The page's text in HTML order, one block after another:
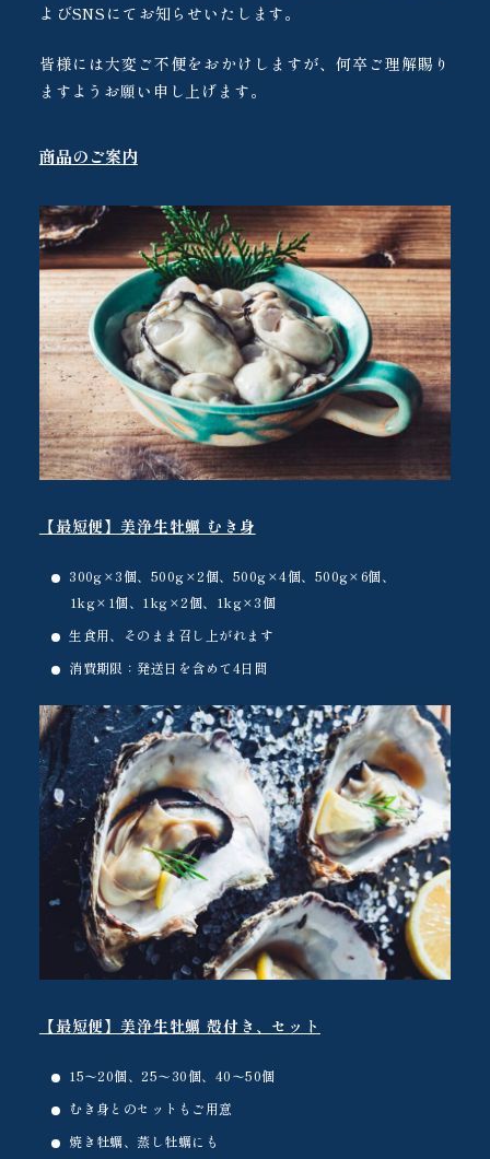
よびSNSにてお知らせいたします。
皆様には大変ご不便をおかけしますが、何卒ご理解賜り
ますようお願い申し上げます。
商品のご案内
【最短便】美浄生牡蠣 むき身
300g×3個、500g×2個、500g×4個、500g×6個、
1kg×1個、1kg×2個、1kg×3個
生食用、そのまま召し上がれます
消費期限：発送日を含めて4日間
【最短便】美浄生牡蠣 殻付き、セット
15〜20個、25〜30個、40〜50個
むき身とのセットもご用意
焼き牡蠣、蒸し牡蠣にも